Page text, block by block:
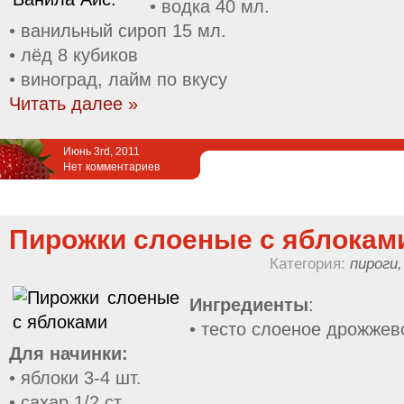
• водка 40 мл.
• ванильный сироп 15 мл.
• лёд 8 кубиков
• виноград, лайм по вкусу
Читать далее »
Июнь 3rd, 2011
Нет комментариев
Пирожки слоеные с
Категория:
Ингредиенты:
• тесто слоеное
Для начинки:
• яблоки 3-4 шт.